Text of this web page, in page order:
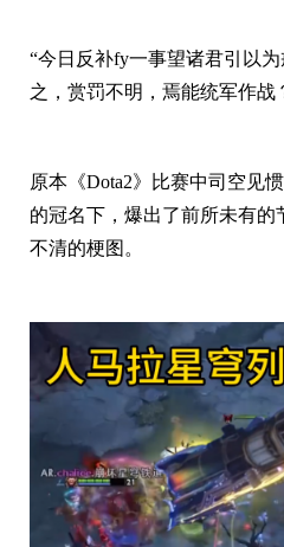
“今日反补fy一事望诸君引以
之，赏罚不明，焉能统军作战
原本《Dota2》比赛中司空见
的冠名下，爆出了前所未有的
不清的梗图。